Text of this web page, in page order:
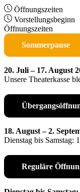
Öffnungszeiten
Vorstellungsbeginn
Öffnungszeiten
Sommerpause
20. Juli – 17. August
Unsere Theaterkasse
18. August – 2.
Dienstag bis Samstag:
Reguläre